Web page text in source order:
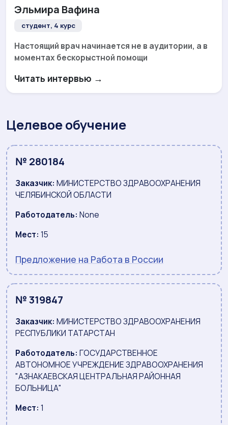
Эльмира Вафина
студент, 4 курс
Настоящий врач начинается не в аудитории, а в
моментах бескорыстной помощи
Читать интервью →
Целевое обучение
№ 280184
Заказчик: МИНИСТЕРСТВО ЗДРАВООХРАНЕНИЯ
ЧЕЛЯБИНСКОЙ ОБЛАСТИ
Работодатель: None
Мест: 15
Предложение на Работа в России
№ 319847
Заказчик: МИНИСТЕРСТВО ЗДРАВООХРАНЕНИЯ
РЕСПУБЛИКИ ТАТАРСТАН
Работодатель: ГОСУДАРСТВЕННОЕ
АВТОНОМНОЕ УЧРЕЖДЕНИЕ ЗДРАВООХРАНЕНИЯ
"АЗНАКАЕВСКАЯ ЦЕНТРАЛЬНАЯ РАЙОННАЯ
БОЛЬНИЦА"
Мест: 1